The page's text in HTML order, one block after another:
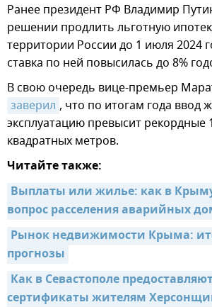
Ранее президент РФ Владимир
решении продлить льготную
территории России до 1 июля 2024
ставка по ней повысилась до 8%
В свою очередь вице-премьер
заверил , что по итогам года ввод
эксплуатацию превысит рекордные
квадратных метров.
Читайте также:
Выплаты или жилье: как в
вопрос расселения аварийных
Рынок недвижимости Крыма:
прогнозы
Как в Севастополе
сертификаты жителям